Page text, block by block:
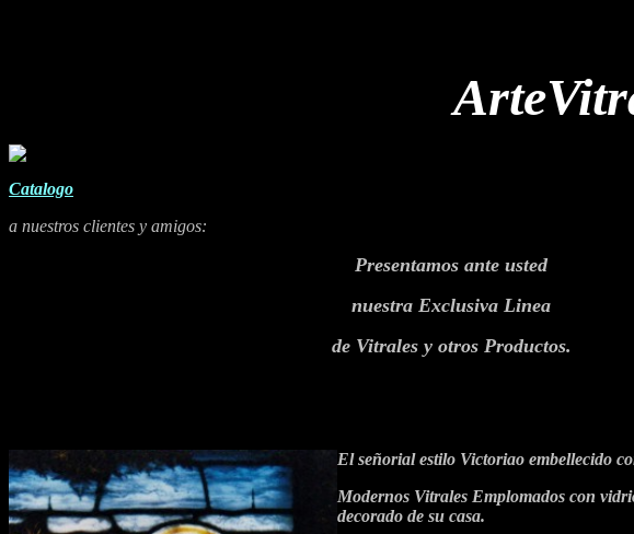
Catalogo
a nuestros clientes y amigos:
Presentamos ante usted
nuestra Exclusiva Linea
de Vitrales y otros Productos.
El señorial estilo Victoriao embellecido
Modernos Vitrales Emplomados con
decorado de su casa.